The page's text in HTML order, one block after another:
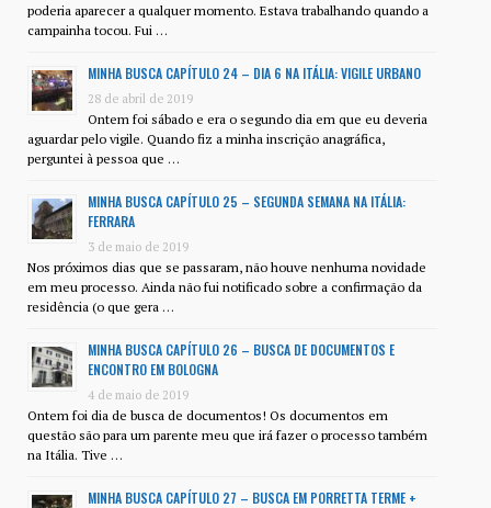
poderia aparecer a qualquer momento. Estava trabalhando quando a
campainha tocou. Fui …
MINHA BUSCA CAPÍTULO 24 – DIA 6 NA ITÁLIA: VIGILE URBANO
28 de abril de 2019
Ontem foi sábado e era o segundo dia em que eu deveria
aguardar pelo vigile. Quando fiz a minha inscrição anagráfica,
perguntei à pessoa que …
MINHA BUSCA CAPÍTULO 25 – SEGUNDA SEMANA NA ITÁLIA:
FERRARA
3 de maio de 2019
Nos próximos dias que se passaram, não houve nenhuma novidade
em meu processo. Ainda não fui notificado sobre a confirmação da
residência (o que gera …
MINHA BUSCA CAPÍTULO 26 – BUSCA DE DOCUMENTOS E
ENCONTRO EM BOLOGNA
4 de maio de 2019
Ontem foi dia de busca de documentos! Os documentos em
questão são para um parente meu que irá fazer o processo também
na Itália. Tive …
MINHA BUSCA CAPÍTULO 27 – BUSCA EM PORRETTA TERME +